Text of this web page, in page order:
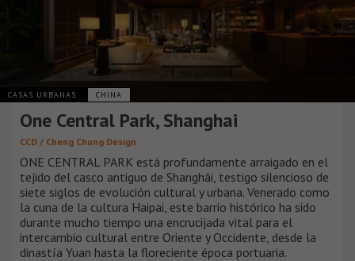
CASAS URBANAS CHINA
One Central Park, Shanghai
CCD / Cheng Chung Design
ONE CENTRAL PARK está profundamente arraigado en el
tejido del casco antiguo de Shanghái, testigo silencioso de
siete siglos de evolución cultural y urbana. Venerado como
la cuna de la cultura Haipai, este barrio histórico ha sido
durante mucho tiempo una encrucijada vital para el
intercambio cultural entre Oriente y Occidente, desde la
dinastía Yuan hasta la floreciente época portuaria.